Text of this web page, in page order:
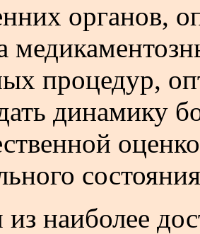
органов,
процедур,
динамику
наиболее